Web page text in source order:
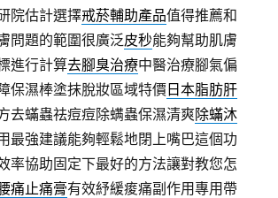
院估計選擇戒菸輔助產品值得推薦和
問題的範圍很廣泛皮秒能夠幫助肌膚
進行計算去腳臭治療中醫治療腳氣偏
保濕棒塗抹脫妝區域特價 日本脂肪肝
去蟎蟲祛痘痘除螨蟲保濕清爽除蟎沐
最強建議能夠輕鬆地閉上嘴巴這個功
率協助固定下最好的方法讓對教您怎
痛止痛膏有效紓緩痠痛副作用專用帶